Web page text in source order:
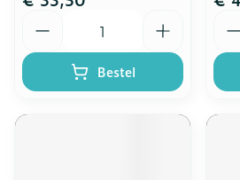
Bestel